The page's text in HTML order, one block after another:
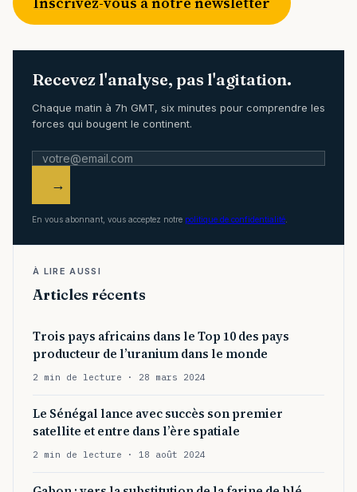
Recevez l'analyse, pas l'agitation.
Chaque matin à 7h GMT, six minutes pour comprendre les
forces qui bougent le continent.
→
En vous abonnant, vous acceptez notre politique de confidentialité
À LIRE AUSSI
Articles récents
Trois pays africains dans le Top 10 des pays
producteur de l’uranium dans le monde
2 min de lecture · 28 mars 2024
Le Sénégal lance avec succès son premier
satellite et entre dans l’ère spatiale
2 min de lecture · 18 août 2024